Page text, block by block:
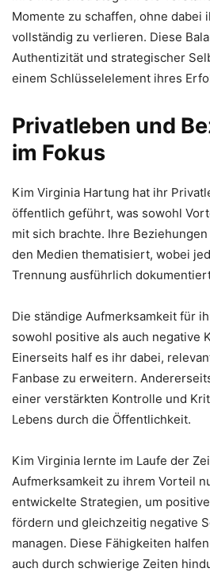
Momente zu schaffen, ohne dabei
vollständig zu verlieren. Diese
Authentizität und strategischer
einem Schlüsselelement ihres
Privatleben und
im Fokus
Kim Virginia Hartung hat ihr
öffentlich geführt, was sowohl
mit sich brachte. Ihre
den Medien thematisiert, wobei
Trennung ausführlich
Die ständige Aufmerksamkeit für
sowohl positive als auch negative
Einerseits half es ihr dabei,
Fanbase zu erweitern.
einer verstärkten Kontrolle und
Lebens durch die Öffentlichkeit.
Kim Virginia lernte im Laufe der
Aufmerksamkeit zu ihrem Vorteil
entwickelte Strategien, um
fördern und gleichzeitig negative
managen. Diese Fähigkeiten
auch durch schwierige Zeiten